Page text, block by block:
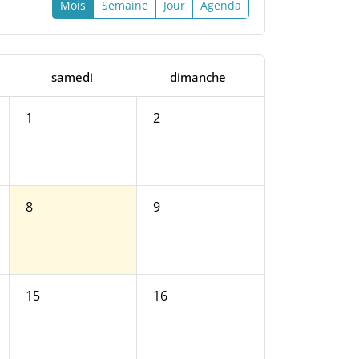
Mois Semaine Jour Agenda
samedi dimanche
1 2
8 9
15 16